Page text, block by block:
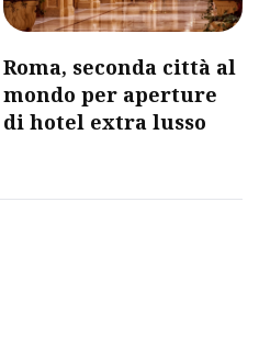
Roma, seconda città al
mondo per aperture
di hotel extra lusso